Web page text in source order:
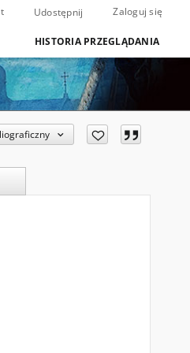
Udostępnij Zaloguj się
HISTORIA PRZEGLĄDANIA